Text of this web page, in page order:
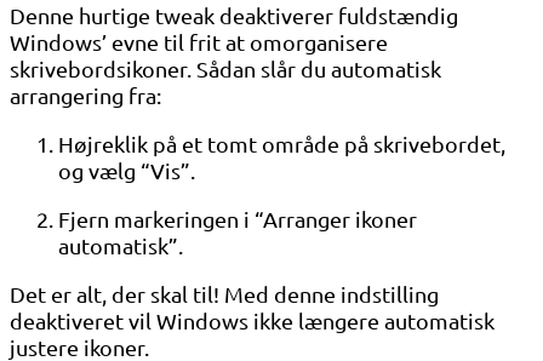
Denne hurtige tweak deaktiverer fuldstændig
Windows’ evne til frit at omorganisere
skrivebordsikoner. Sådan slår du automatisk
arrangering fra:
Højreklik på et tomt område på skrivebordet,
og vælg “Vis”.
Fjern markeringen i “Arranger ikoner
automatisk”.
Det er alt, der skal til! Med denne indstilling
deaktiveret vil Windows ikke længere automatisk
justere ikoner.